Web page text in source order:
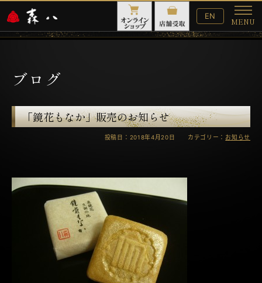
English
Website
EN
MENU
メ
ニ
ブログ
「鏡花もなか」販売のお知らせ
投稿日：2018年4月20日 カテゴリー： お知らせ